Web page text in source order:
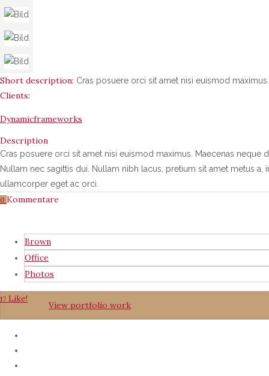
Short description: Cras posuere orci sit amet nisi euismod
Clients:
Dynamicframeworks
Description
Cras posuere orci sit amet nisi euismod maximus. Maecenas
Nullam nec sagittis dui. Nullam nibh lacus, pretium sit amet metus
ullamcorper eget ac orci.
0 Kommentare
Brown
Office
Photos
17 Like!
View portfolio work